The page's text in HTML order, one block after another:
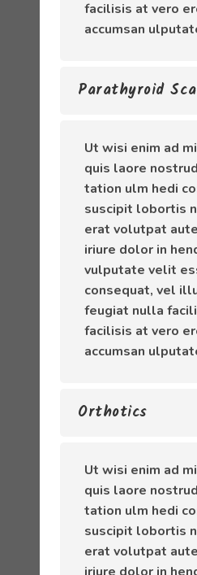
facilisis at vero
accumsan
Parathyroid
Ut wisi enim ad
quis laore
tation ulm hedi
suscipit lobortis
erat volutpat
iriure dolor in
vulputate velit
consequat, vel
feugiat nulla
facilisis at vero
accumsan
Orthotics
Ut wisi enim ad
quis laore
tation ulm hedi
suscipit lobortis
erat volutpat